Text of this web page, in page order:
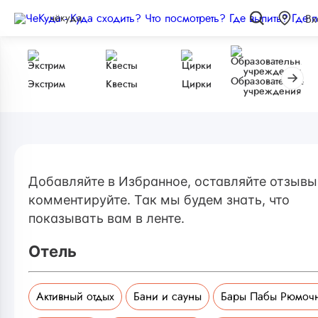
чёкуда
Экстрим Квесты Цирки
Образовательные
учреждения
Добавляйте в Избранное, оставляйте
комментируйте. Так мы будем знать, что
показывать вам в ленте.
Отель
Активный отдых Бани и сауны Бары Пабы